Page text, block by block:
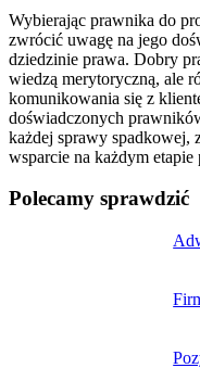
Wybierając prawnika do
zwrócić uwagę na jego
dziedzinie prawa. Dobry
wiedzą merytoryczną, ale
komunikowania się z
doświadczonych
każdej sprawy spadkowej,
wsparcie na każdym etapie
Polecamy sprawdzić